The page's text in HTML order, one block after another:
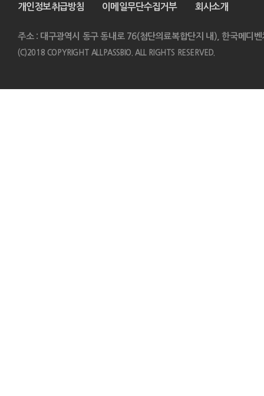
개인정보취급방침 이메일무단수집거부 회사소개
주소 : 대구광역시 동구 동내로 76(첨단의료복합단지 내), 한국메디
(C)2018 COPYRIGHT ALLPASSBIO. ALL RIGHTS RESERVED.